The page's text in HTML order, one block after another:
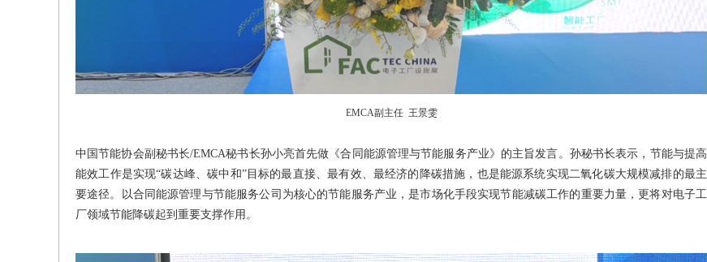
EMCA副主任 王景雯
中国节能协会副秘书长/EMCA秘书长孙小亮首先做《合同能源管理与节能服务产业》的主旨发言。孙秘书长表示，节能与提高
能效工作是实现“碳达峰、碳中和”目标的最直接、最有效、最经济的降碳措施，也是能源系统实现二氧化碳大规模减排的最主
要途径。以合同能源管理与节能服务公司为核心的节能服务产业，是市场化手段实现节能减碳工作的重要力量，更将对电子工
厂领域节能降碳起到重要支撑作用。